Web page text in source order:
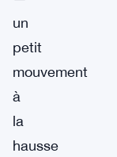
un
petit
mouvement
à
la
hausse